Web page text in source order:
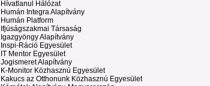
Hívatlanul Hálózat
Humán Integra Alapítvány
Humán Platform
Ifjúságszakmai Társaság
Igazgyöngy Alapítvány
Inspi-Ráció Egyesület
IT Mentor Egyesület
Jogismeret Alapítvány
K-Monitor Közhasznú Egyesület
Kakucs az Otthonunk Közhasznú Egyesület